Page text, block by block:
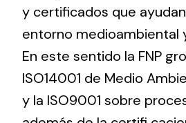
y certificados que
entorno medioambiental
En este sentido la FNP
ISO14001 de Medio
y la ISO9001 sobre